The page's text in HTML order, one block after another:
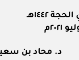
د. محاد بن